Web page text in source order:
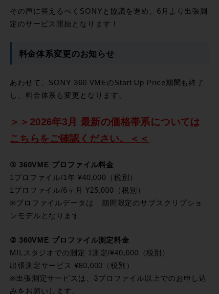
その声に答えるべくSONYと協議を進め、6月より出張測
定のサービス開始となります！
料金体系変更のお知らせ
あわせて、SONY 360 VMEのStart Up Price期間も終了
し、料金体系も変更となります。
＞＞2026年3月 最新の価格帯系については
こちらをご確認ください。＜＜
① 360VME プロファイル料金
1プロファイル/1年 ¥40,000（税別）
1プロファイル/6ヶ月 ¥25,000（税別）
※プロファイルデータは 期間限定のサブスクリプショ
ンモデルとなります
② 360VME プロファイル測定料金
MILスタジオでの測定 1測定/¥40,000（税別）
出張測定サービス ¥80,000（税別）
※出張測定サービスは、3プロファイル以上でのお申し込
みをお願いします。